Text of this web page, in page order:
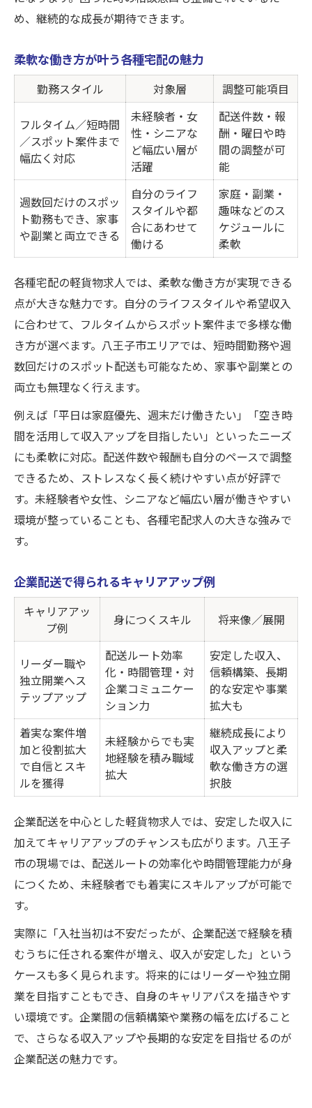
め、継続的な成長が期待できます。
柔軟な働き方が叶う各種宅配の魅力
勤務スタイル 対象層 調整可能項目
フルタイム／短時間
／スポット案件まで
幅広く対応
未経験者・女
性・シニアな
ど幅広い層が
活躍
配送件数・報
酬・曜日や時
間の調整が可
能
週数回だけのスポッ
ト勤務もでき、家事
や副業と両立できる
自分のライフ
スタイルや都
合にあわせて
働ける
家庭・副業・
趣味などのス
ケジュールに
柔軟
各種宅配の軽貨物求人では、柔軟な働き方が実現できる
点が大きな魅力です。自分のライフスタイルや希望収入
に合わせて、フルタイムからスポット案件まで多様な働
き方が選べます。八王子市エリアでは、短時間勤務や週
数回だけのスポット配送も可能なため、家事や副業との
両立も無理なく行えます。
例えば「平日は家庭優先、週末だけ働きたい」「空き時
間を活用して収入アップを目指したい」といったニーズ
にも柔軟に対応。配送件数や報酬も自分のペースで調整
できるため、ストレスなく長く続けやすい点が好評で
す。未経験者や女性、シニアなど幅広い層が働きやすい
環境が整っていることも、各種宅配求人の大きな強みで
す。
企業配送で得られるキャリアアップ例
キャリアアッ
プ例
身につくスキル 将来像／展開
リーダー職や
独立開業へス
テップアップ
配送ルート効率
化・時間管理・対
企業コミュニケー
ション力
安定した収入、
信頼構築、長期
的な安定や事業
拡大も
着実な案件増
加と役割拡大
で自信とスキ
ルを獲得
未経験からでも実
地経験を積み職域
拡大
継続成長により
収入アップと柔
軟な働き方の選
択肢
企業配送を中心とした軽貨物求人では、安定した収入に
加えてキャリアアップのチャンスも広がります。八王子
市の現場では、配送ルートの効率化や時間管理能力が身
につくため、未経験者でも着実にスキルアップが可能で
す。
実際に「入社当初は不安だったが、企業配送で経験を積
むうちに任される案件が増え、収入が安定した」という
ケースも多く見られます。将来的にはリーダーや独立開
業を目指すこともでき、自身のキャリアパスを描きやす
い環境です。企業間の信頼構築や業務の幅を広げること
で、さらなる収入アップや長期的な安定を目指せるのが
企業配送の魅力です。